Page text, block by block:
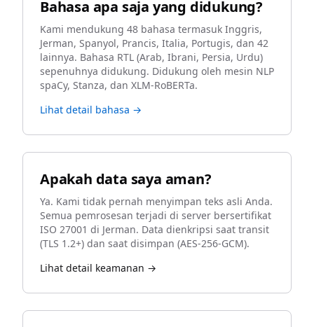
Bahasa apa saja yang didukung?
Kami mendukung 48 bahasa termasuk Inggris,
Jerman, Spanyol, Prancis, Italia, Portugis, dan 42
lainnya. Bahasa RTL (Arab, Ibrani, Persia, Urdu)
sepenuhnya didukung. Didukung oleh mesin NLP
spaCy, Stanza, dan XLM-RoBERTa.
Lihat detail bahasa →
Apakah data saya aman?
Ya. Kami tidak pernah menyimpan teks asli Anda.
Semua pemrosesan terjadi di server bersertifikat
ISO 27001 di Jerman. Data dienkripsi saat transit
(TLS 1.2+) dan saat disimpan (AES-256-GCM).
Lihat detail keamanan →